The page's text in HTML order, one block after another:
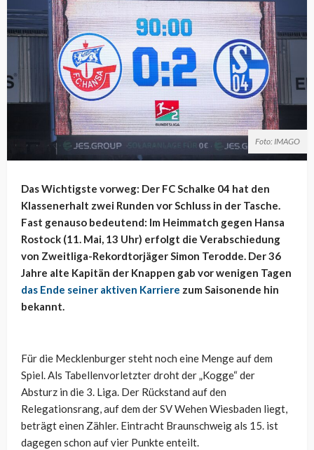
Foto: IMAGO
Das Wichtigste vorweg: Der FC Schalke 04 hat den
Klassenerhalt zwei Runden vor Schluss in der Tasche.
Fast genauso bedeutend: Im Heimmatch gegen Hansa
Rostock (11. Mai, 13 Uhr) erfolgt die Verabschiedung
von Zweitliga-Rekordtorjäger Simon Terodde. Der 36
Jahre alte Kapitän der Knappen gab vor wenigen Tagen
das Ende seiner aktiven Karriere zum Saisonende hin
bekannt.
Für die Mecklenburger steht noch eine Menge auf dem
Spiel. Als Tabellenvorletzter droht der „Kogge“ der
Absturz in die 3. Liga. Der Rückstand auf den
Relegationsrang, auf dem der SV Wehen Wiesbaden liegt,
beträgt einen Zähler. Eintracht Braunschweig als 15. ist
dagegen schon auf vier Punkte enteilt.